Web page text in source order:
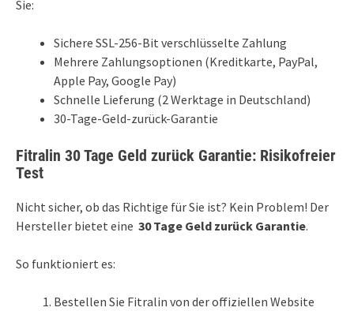
Sie:
Sichere SSL-256-Bit verschlüsselte Zahlung
Mehrere Zahlungsoptionen (Kreditkarte, PayPal,
Apple Pay, Google Pay)
Schnelle Lieferung (2 Werktage in Deutschland)
30-Tage-Geld-zurück-Garantie
Fitralin 30 Tage Geld zurück Garantie: Risikofreier
Test
Nicht sicher, ob das Richtige für Sie ist? Kein Problem! Der
Hersteller bietet eine 30 Tage Geld zurück Garantie.
So funktioniert es:
Bestellen Sie Fitralin von der offiziellen Website